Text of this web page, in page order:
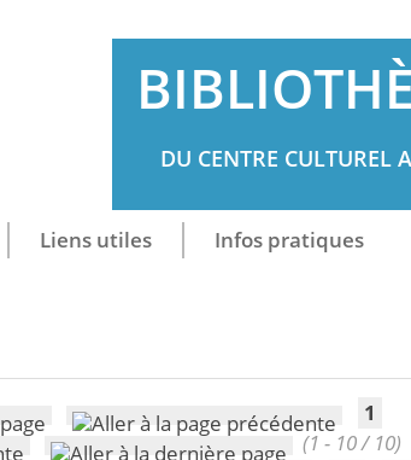
DU CENTRE CULTUREL
Liens utiles Infos pratiques
1
(1 - 10 / 10)